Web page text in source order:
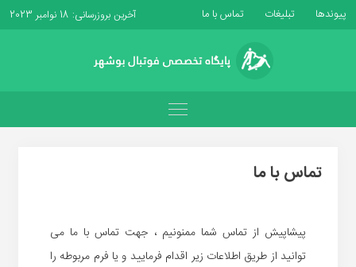
پیوندها تبلیغات تماس با ما آخرین بروزرسانی: 18 نوامبر 2023
تماس با ما
پیشاپیش از تماس شما ممنونیم ، جهت تماس با ما می
توانید از طریق اطلاعات زیر اقدام فرمایید و یا فرم مربوطه را